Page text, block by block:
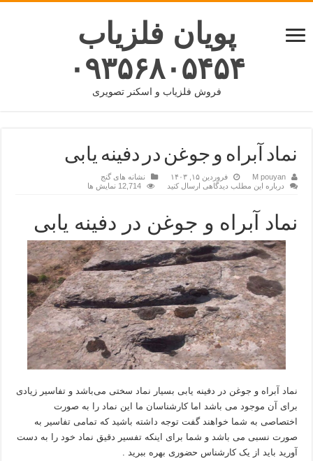
پویان فلزیاب
۰۹۳۵۶۸۰۵۴۵۴
فروش فلزیاب و اسکنر تصویری
نماد آبراه و جوغن در دفینه یابی
M pouyan فروردین ۱۵, ۱۴۰۳
نشانه های گنج
درباره این مطلب دیدگاهی ارسال کنید
12,714 نمایش ها
نماد آبراه و جوغن در دفینه یابی
نماد آبراه و جوغن در دفینه یابی بسیار نماد سختی می‌باشد و تفاسیر زیادی
برای آن موجود می باشد اما کارشناسان ما این نماد را به صورت
اختصاصی به شما خواهند گفت توجه داشته باشید که تمامی تفاسیر به
صورت نسبی می باشد و شما برای اینکه تفسیر دقیق نماد خود را به دست
آورید باید از یک کارشناس حضوری بهره ببرید .